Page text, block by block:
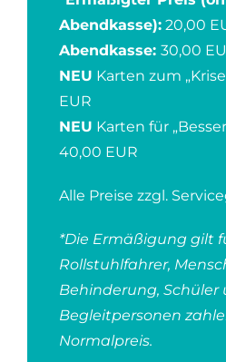
Abendkasse):20,00
Abendkasse: 30,00
NEU Karten zum
EUR
NEU Karten für
40,00 EUR
Alle Preise zzgl.
*Die Ermäßigung gilt
Rollstuhlfahrer,
Behinderung, Schüler
Begleitpersonen
Normalpreis.